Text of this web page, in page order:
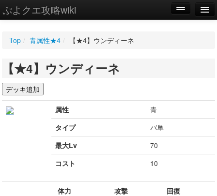
ぷよクエ攻略wiki
WIKI
設定
Top / 青属性★4 / 【★4】ウンディーネ
【★4】ウンディーネ
属性
青
タイプ
バ単
最大Lv
70
コスト
10
体力 攻撃
回復